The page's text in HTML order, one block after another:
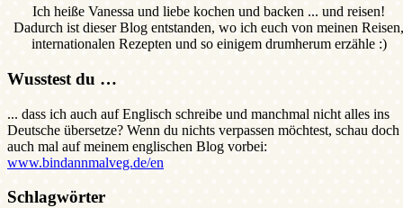
Ich heiße Vanessa und liebe kochen und backen ... und reisen!
Dadurch ist dieser Blog entstanden, wo ich euch von meinen Reisen,
internationalen Rezepten und so einigem drumherum erzähle :)
Wusstest du …
... dass ich auch auf Englisch schreibe und manchmal nicht alles ins
Deutsche übersetze? Wenn du nichts verpassen möchtest, schau doch
auch mal auf meinem englischen Blog vorbei:
www.bindannmalveg.de/en
Schlagwörter